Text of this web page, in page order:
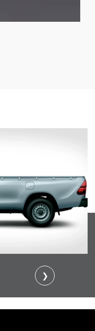
❯